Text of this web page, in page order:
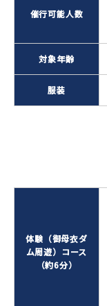
催行可能人数
対象年齢
服装
体験（御母衣ダ
ム周遊）コース
（約6分）